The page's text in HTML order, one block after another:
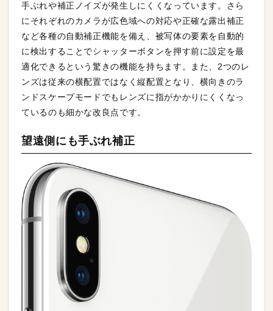
手ぶれや補正ノイズが発生しにくくなっています。さら
にそれぞれのカメラが広色域への対応や正確な露出補正
など各種の自動補正機能を備え、被写体の要素を自動的
に検出することでシャッターボタンを押す前に設定を最
適化できるという驚きの機能を持ちます。また、2つのレ
ンズは従来の横配置ではなく縦配置となり、横向きのラ
ンドスケープモードでもレンズに指がかかりにくくなっ
ているのも細かな改良点です。
望遠側にも手ぶれ補正